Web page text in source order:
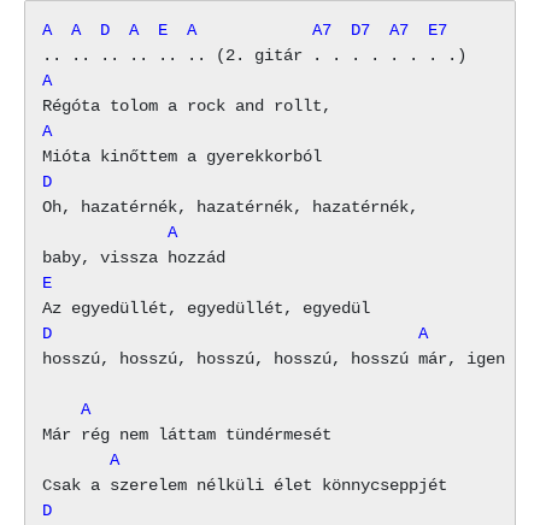
A  A  D  A  E  A            A7  D7  A7  E7
A
A
D
             A
E
D                                      A
hosszú, hosszú, hosszú, hosszú, hosszú már, igen ám
    A
       A
D